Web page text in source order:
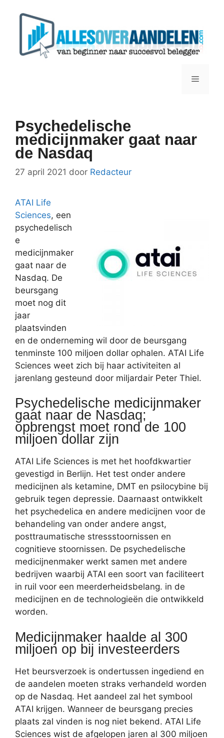
Menu
Psychedelische
medicijnmaker gaat naar
de Nasdaq
27 april 2021 door Redacteur
ATAI Life
Sciences, een
psychedelisch
e
medicijnmaker
gaat naar de
Nasdaq. De
beursgang
moet nog dit
jaar
plaatsvinden
en de onderneming wil door de beursgang
tenminste 100 miljoen dollar ophalen. ATAI Life
Sciences weet zich bij haar activiteiten al
jarenlang gesteund door miljardair Peter Thiel.
Psychedelische medicijnmaker
gaat naar de Nasdaq;
opbrengst moet rond de 100
miljoen dollar zijn
ATAI Life Sciences is met het hoofdkwartier
gevestigd in Berlijn. Het test onder andere
medicijnen als ketamine, DMT en psilocybine bij
gebruik tegen depressie. Daarnaast ontwikkelt
het psychedelica en andere medicijnen voor de
behandeling van onder andere angst,
posttraumatische stressstoornissen en
cognitieve stoornissen. De psychedelische
medicijnenmaker werkt samen met andere
bedrijven waarbij ATAI een soort van faciliteert
in ruil voor een meerderheidsbelang. in de
medicijnen en de technologieën die ontwikkeld
worden.
Medicijnmaker haalde al 300
miljoen op bij investeerders
Het beursverzoek is ondertussen ingediend en
de aandelen moeten straks verhandeld worden
op de Nasdaq. Het aandeel zal het symbool
ATAI krijgen. Wanneer de beursgang precies
plaats zal vinden is nog niet bekend. ATAI Life
Sciences wist de afgelopen jaren al 300 miljoen